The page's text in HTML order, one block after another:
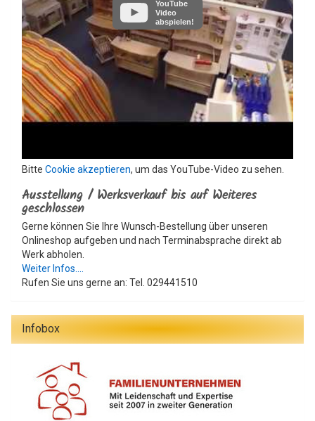
YouTube
Video
abspielen!
Bitte Cookie akzeptieren, um das YouTube-Video zu sehen.
Ausstellung / Werksverkauf bis auf Weiteres
geschlossen
Gerne können Sie Ihre Wunsch-Bestellung über unseren
Onlineshop aufgeben und nach Terminabsprache direkt ab
Werk abholen.
Weiter Infos....
Rufen Sie uns gerne an: Tel. 029441510
Infobox